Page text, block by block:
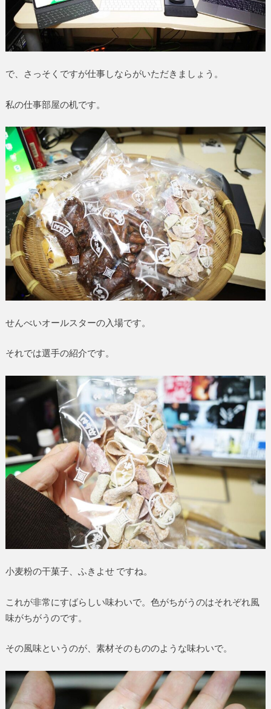
で、さっそくですが仕事しならがいただきましょう。
私の仕事部屋の机です。
せんべいオールスターの入場です。
それでは選手の紹介です。
小麦粉の干菓子、ふきよせ ですね。
これが非常にすばらしい味わいで。色がちがうのはそれぞれ風
味がちがうのです。
その風味というのが、素材そのもののような味わいで。